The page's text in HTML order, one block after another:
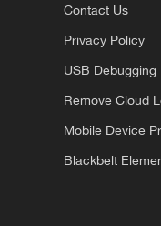
Contact Us
Privacy Policy
USB Debugging
Remove Cloud
Mobile Device
Blackbelt